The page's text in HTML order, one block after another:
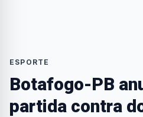
ESPORTE
Botafogo-PB
partida contra